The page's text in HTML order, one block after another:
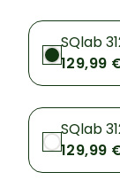
SQlab
129,99
SQlab
129,99